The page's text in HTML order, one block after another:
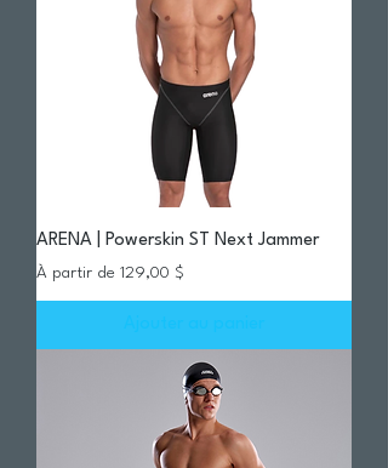
ARENA | Powerskin ST Next Jammer
À partir de 129,00 $
Prix promotionnel